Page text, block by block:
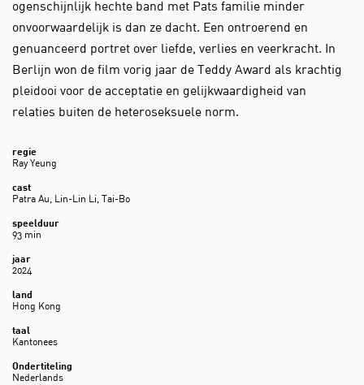
ogenschijnlijk hechte band met Pats familie minder
onvoorwaardelijk is dan ze dacht. Een ontroerend en
genuanceerd portret over liefde, verlies en veerkracht. In
Berlijn won de film vorig jaar de Teddy Award als krachtig
pleidooi voor de acceptatie en gelijkwaardigheid van
relaties buiten de heteroseksuele norm.
regie
Ray Yeung
cast
Patra Au, Lin-Lin Li, Tai-Bo
speelduur
93 min
jaar
2024
land
Hong Kong
taal
Kantonees
Ondertiteling
Nederlands